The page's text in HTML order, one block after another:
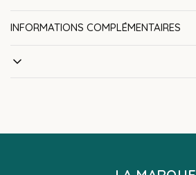
INFORMATIONS COMPLÉMENTAIRES